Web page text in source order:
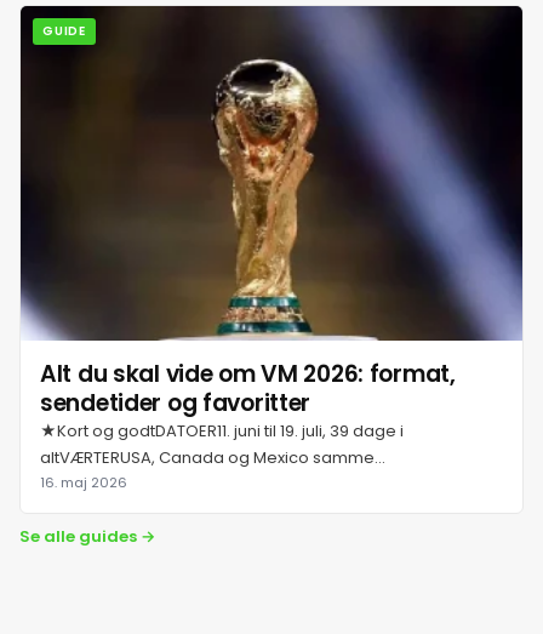
30. juli 2026
31. juli 2026
1. august 2026
2. august 2026
GUIDE
Alt du skal vide om VM 2026: format,
sendetider og favoritter
★Kort og godtDATOER11. juni til 19. juli, 39 dage i
altVÆRTERUSA, Canada og Mexico samme...
16. maj 2026
Se alle guides →